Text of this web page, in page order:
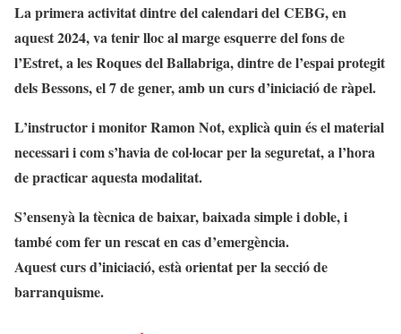
La primera activitat dintre del calendari del CEBG, en
aquest 2024, va tenir lloc al marge esquerre del fons de
l’Estret, a les Roques delBallabriga, dintre de l’espai protegit
dels Bessons, el 7 de gener, amb un curs d’iniciació de ràpel.
L’instructor i monitor Ramon Not, explicà quin és el material
necessari i com s’havia de col·locar per la seguretat, a l’hora
de practicar aquesta modalitat.
S’ensenyà la tècnica de baixar, baixada simple i doble, i
també com fer un rescat en cas d’emergència.
Aquest curs d’iniciació, està orientat per la secció de
barranquisme.